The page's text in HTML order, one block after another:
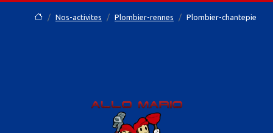
Nos-activites Plombier-rennes Plombier-chantepie